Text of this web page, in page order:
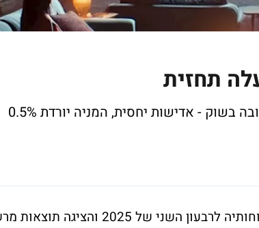
תחזית
- אדישות יחסית, המניה יורדת 0.5%
פרסמה את דוחותיה לרבעון השני של 2025